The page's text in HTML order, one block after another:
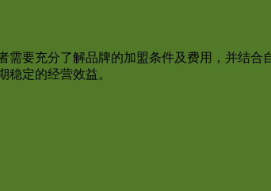
要充分了解品牌的加盟条件及费用，并结合
定的经营效益。